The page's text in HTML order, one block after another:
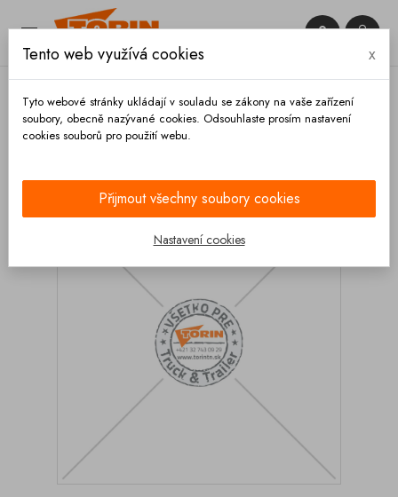
 

Tento web využívá cookies x
Tyto webové stránky ukládají v souladu se zákony na vaše zařízení
soubory, obecně nazývané cookies. Odsouhlaste prosím nastavení
cookies souborů pro použití webu.
Přijmout všechny soubory cookies
Nastavení cookies